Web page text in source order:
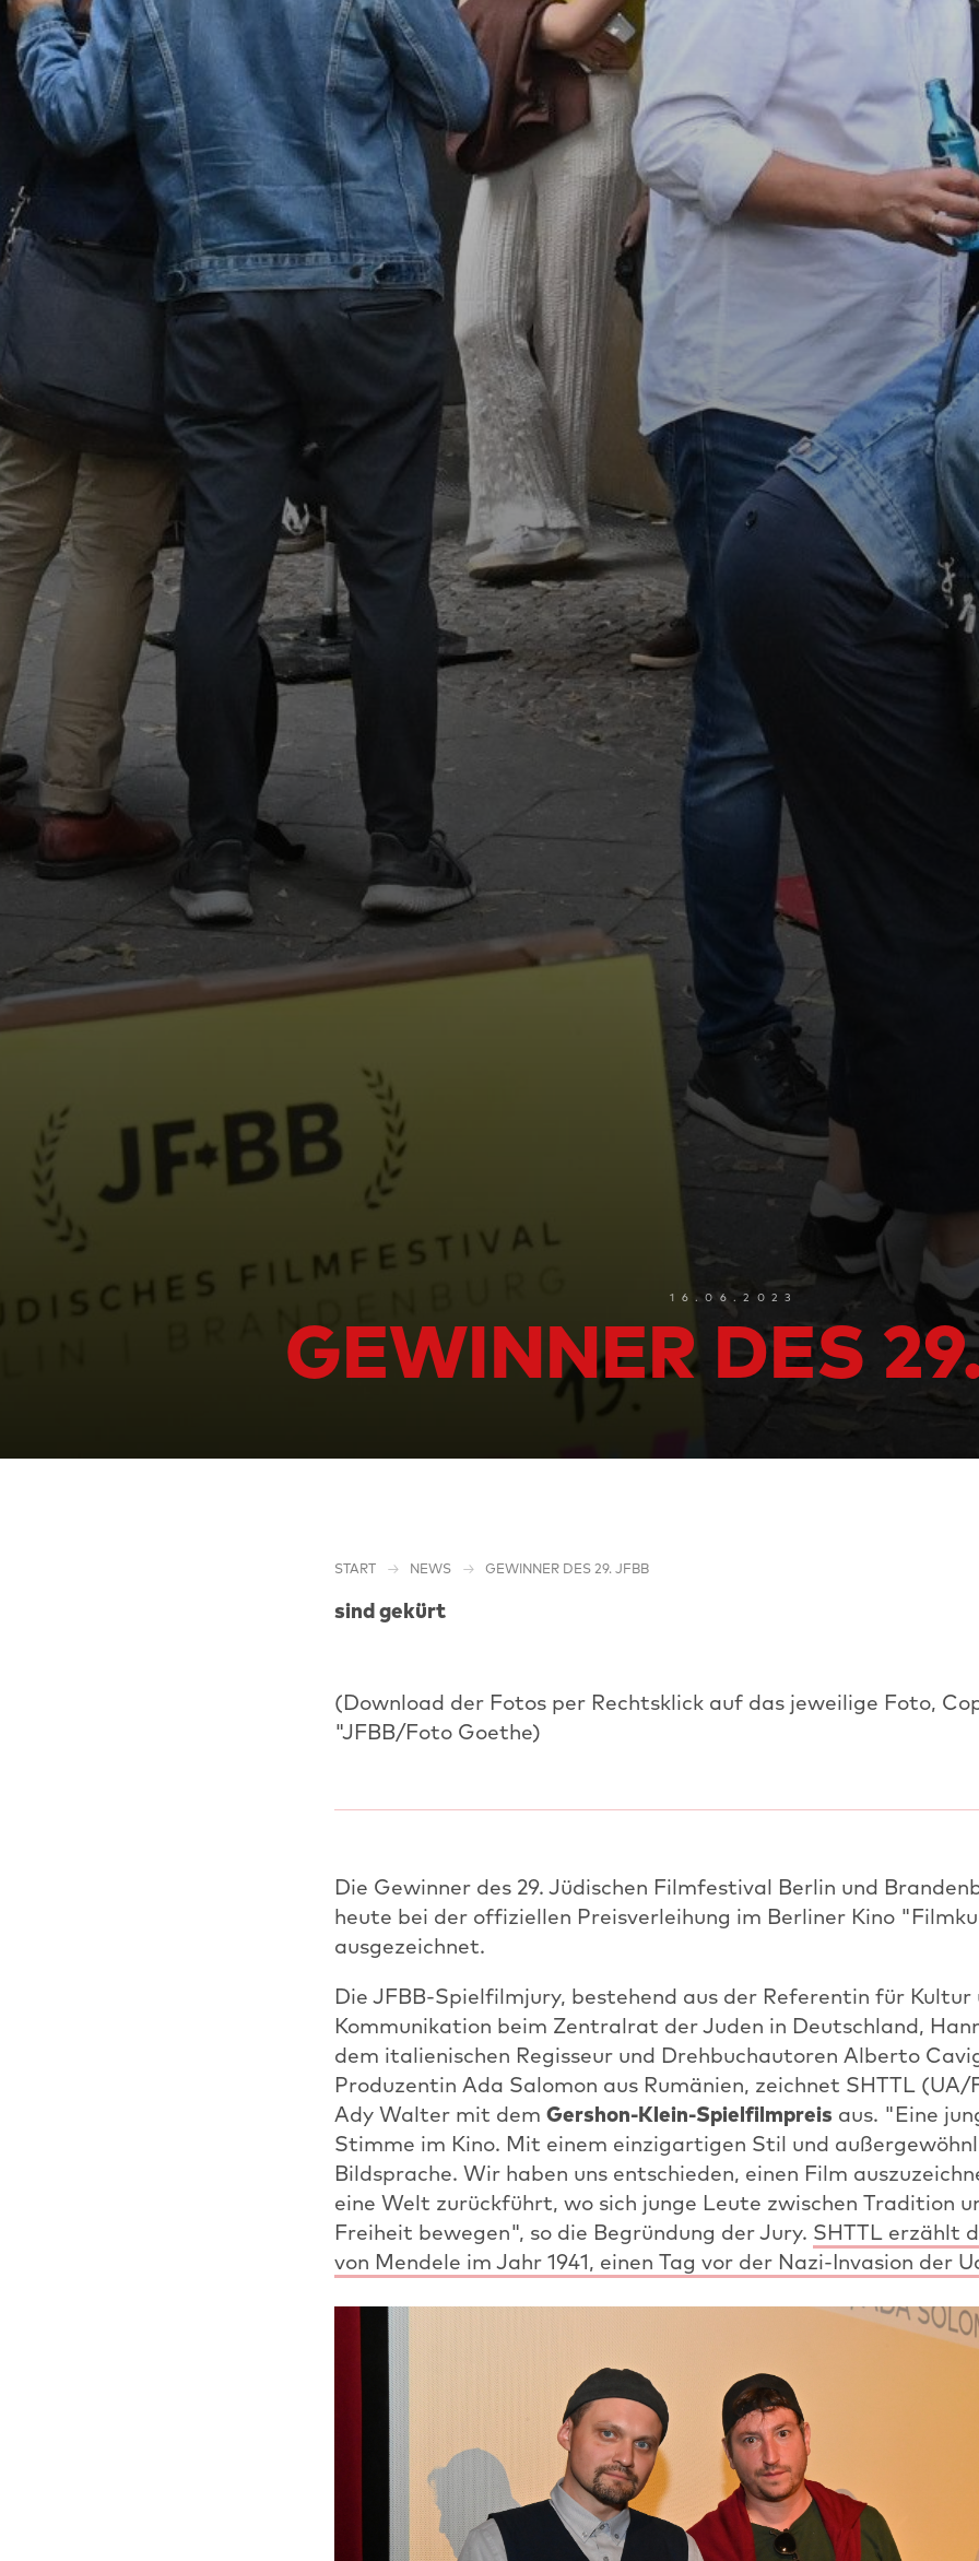
16.06.2023
GEWINNER DES
START NEWS GEWINNER DES 29. JFBB
sind gekürt
(Download der Fotos per Rechtsklick auf das jeweilige Foto,
"JFBB/Foto Goethe)
Die Gewinner des 29. Jüdischen Filmfestival Berlin und
heute bei der offiziellen Preisverleihung im Berliner Kino
ausgezeichnet.
Die JFBB-Spielfilmjury, bestehend aus der Referentin für Kultur
Kommunikation beim Zentralrat der Juden in Deutschland,
dem italienischen Regisseur und Drehbuchautoren Alberto
Produzentin Ada Salomon aus Rumänien, zeichnet SHTTL (UA/
Ady Walter mit demGershon-Klein-Spielfilmpreis aus. "Eine
Stimme im Kino. Mit einem einzigartigen Stil und
Bildsprache. Wir haben uns entschieden, einen Film
eine Welt zurückführt, wo sich junge Leute zwischen Tradition
Freiheit bewegen", so die Begründung der Jury. SHTTL erzählt
von Mendele im Jahr 1941, einen Tag vor der Nazi-Invasion der